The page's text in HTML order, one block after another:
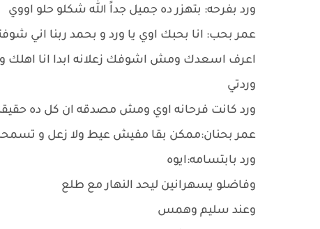
ورد بفرحه: بتهزر ده جميل جداً الله شكلو حلو اووي
عمر بحب: انا بحبك اوي يا ورد و بحمد ربنا اني
اعرف اسعدك ومش اشوفك زعلانه ابدا انا اهلك
وردتي
ورد كانت فرحانه اوي ومش مصدقه ان كل ده
عمر بحنان:ممكن بقا مفيش عيط ولا زعل و
ورد بابتسامه:ايوه
وفاضلو يسهرانين ليحد النهار مع طلع
وعند سليم وهمس